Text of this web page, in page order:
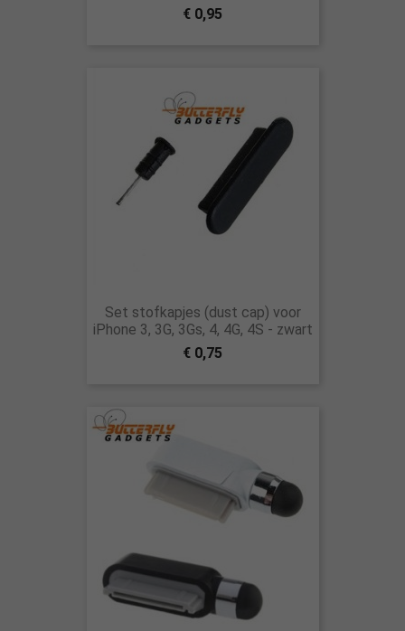
€ 0,95
Set stofkapjes (dust cap) voor
iPhone 3, 3G, 3Gs, 4, 4G, 4S - zwart
€ 0,75